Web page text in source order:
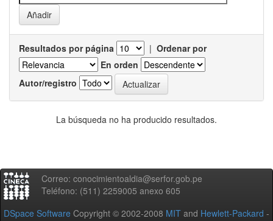
Resultados por página | Ordenar por
En orden
Autor/registro
La búsqueda no ha producido resultados.
Correo: conocimientoaldia@serfor.gob.pe
Teléfono: (511) 2259005 anexo 605
DSpace Software Copyright © 2002-2008 MIT and Hewlett-Packard -